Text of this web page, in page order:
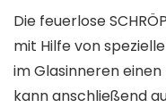
Die feuerlose
mit Hilfe von
im Glasinneren
kann anschließend